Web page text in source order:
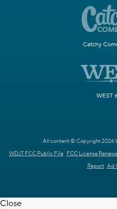
Catchy
WEST
All content © Copyright 2026
WDJT FCC Public File FCC License
Report Ad
Close